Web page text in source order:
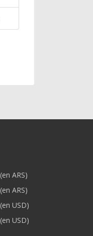
ARS)
ARS)
USD)
USD)